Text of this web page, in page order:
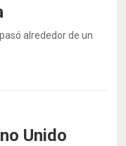
alrededor de un
Unido